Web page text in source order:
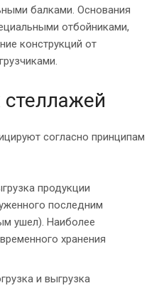
балками. Основания
отбойниками,
конструкций от
согласно принципам
продукции
последним
ушел). Наиболее
хранения
и выгрузка